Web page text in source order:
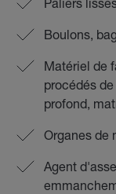
Boulons,
Matériel de
procédés
profond,
Organes de
Agent